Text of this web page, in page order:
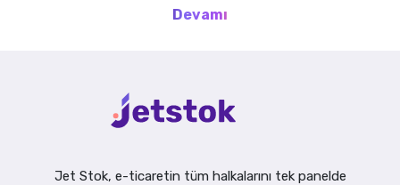
Devamı
Jet Stok, e-ticaretin tüm halkalarını tek panelde